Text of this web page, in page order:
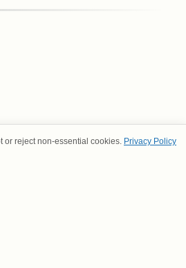
or reject non-essential cookies. Privacy Policy